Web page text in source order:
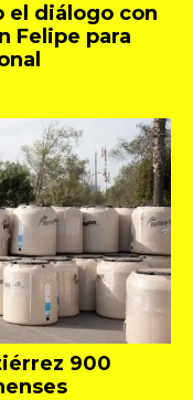
el diálogo con
Felipe para
900